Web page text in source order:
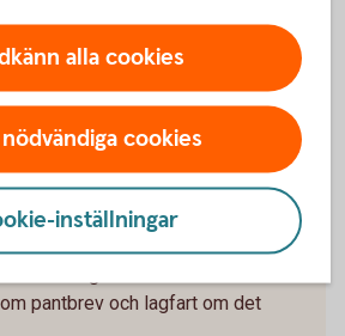
Familjejuridik
bokar tid för tillträdet. För att
inte ska bli försenat – skicka
så snart du kan. Du
pantbrev och lagfart om det
alla cookies
cookies
inställningar